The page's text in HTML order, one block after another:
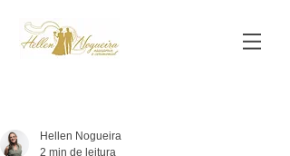
Hellen Nogueira
2 min de leitura